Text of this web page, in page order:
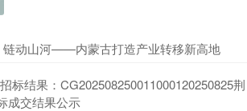
链动山河——内蒙古打造产业转移新高地
标结果：CG202508250011000120250825荆
成交结果公示